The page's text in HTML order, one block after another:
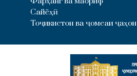
Сайёҳӣ
Тоҷикистон ва ҷомеаи ҷаҳон